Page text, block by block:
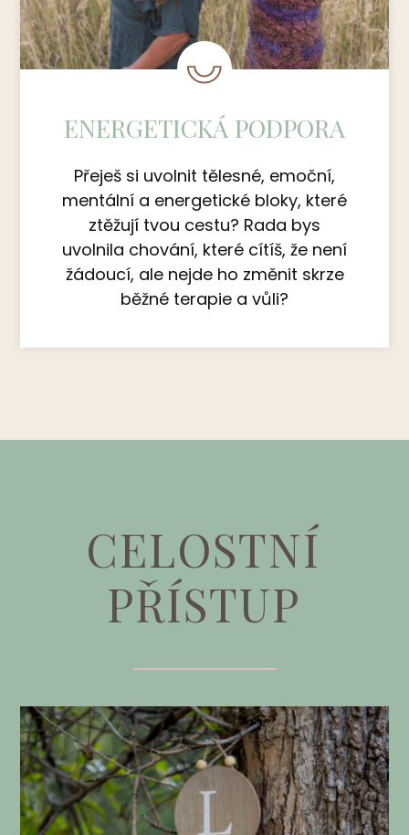
ENERGETICKÁ PODPORA
Přeješ si uvolnit tělesné, emoční,
mentální a energetické bloky, které
ztěžují tvou cestu? Rada bys
uvolnila chování, které cítíš, že není
žádoucí, ale nejde ho změnit skrze
běžné terapie a vůli?
CELOSTNÍ
PŘÍSTUP